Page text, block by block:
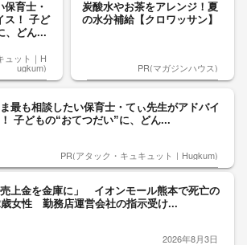
保育士・
ス！ 子ど
、どん...
ュット｜H
ugkum)
炭酸水やお茶をアレンジ！夏
の水分補給【クロワッサン】
PR(マガジンハウス)
最も相談したい保育士・てぃ先生がアドバイ
子どもの“おてつだい”に、どん...
PR(アタック・キュキュット｜Hugkum)
売上金を金庫に」 イオンモール熊本で死亡の
女性 勤務店運営会社の指示受け...
2026年8月3日